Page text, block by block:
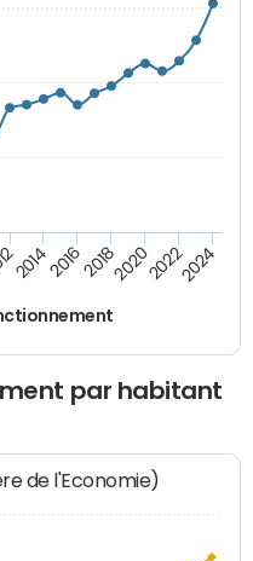
201420162018202020222024
par habitant
de l'Economie)